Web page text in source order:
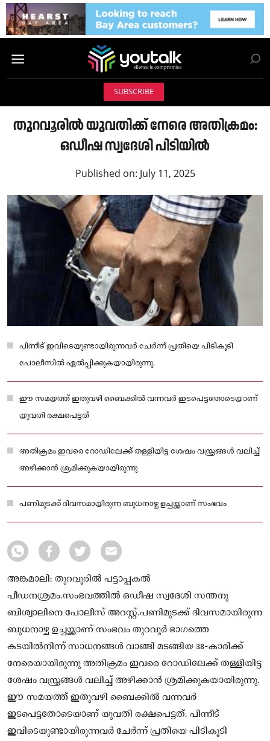
SUBSCRIBE
തുറവൂരിൽ യുവതിക്ക് നേരെ അതിക്രമം:
ഒഡീഷ സ്വദേശി പിടിയിൽ
Published on: July 11, 2025
പിന്നീട് ഇവിടെയുണ്ടായിരുന്നവർ ചേർന്ന് പ്രതിയെ പിടികൂടി
പോലീസിൽ ഏൽപ്പിക്കുകയായിരുന്നു.
ഈ സമയത്ത് ഇതുവഴി ബൈക്കിൽ വന്നവർ ഇടപെട്ടതോടെയാണ്
യുവതി രക്ഷപെട്ടത്
അതിക്രമം ഇവരെ റോഡിലേക്ക് തള്ളിയിട്ട ശേഷം വസ്ത്രങ്ങൾ വലിച്ച്
അഴിക്കാൻ ശ്രമിക്കുകയായിരുന്നു
പണിമുടക്ക് ദിവസമായിരുന്ന ബുധനാഴ്ച ഉച്ചയ്ക്കാണ് സംഭവം
അങ്കമാലി: തുറവൂരിൽ പട്ടാപ്പകൽ
പീഡനശ്രമം.സംഭവത്തിൽ ഒഡീഷ സ്വദേശി സന്തനു
ബിശ്വാലിനെ പോലീസ് അറസ്റ്റ്.പണിമുടക്ക് ദിവസമായിരുന്ന
ബുധനാഴ്ച ഉച്ചയ്ക്കാണ് സംഭവം തുറവൂർ ഭാഗത്തെ
കടയിൽനിന്ന് സാധനങ്ങൾ വാങ്ങി മടങ്ങിയ 38-കാരിക്ക്
നേരെയായിരുന്നു അതിക്രമം ഇവരെ റോഡിലേക്ക് തള്ളിയിട്ട
ശേഷം വസ്ത്രങ്ങൾ വലിച്ച് അഴിക്കാൻ ശ്രമിക്കുകയായിരുന്നു.
ഈ സമയത്ത് ഇതുവഴി ബൈക്കിൽ വന്നവർ
ഇടപെട്ടതോടെയാണ് യുവതി രക്ഷപെട്ടത്. പിന്നീട്
ഇവിടെയുണ്ടായിരുന്നവർ ചേർന്ന് പ്രതിയെ പിടികൂടി